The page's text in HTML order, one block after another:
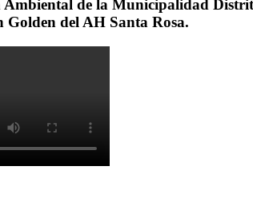
Ambiental de la Municipalidad
Golden del AH Santa Rosa.